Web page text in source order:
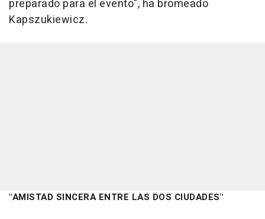
preparado para el evento", ha bromeado
Kapszukiewicz.
"AMISTAD SINCERA ENTRE LAS DOS CIUDADES"